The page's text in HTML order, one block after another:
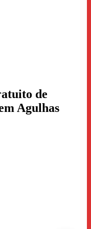
de
Agulhas